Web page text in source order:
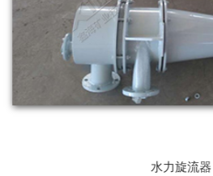
水力旋流器